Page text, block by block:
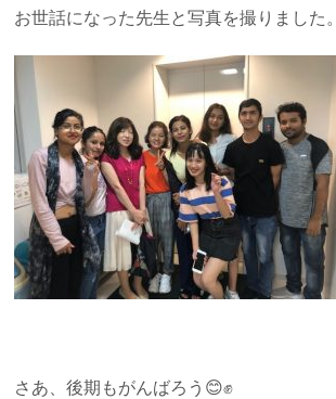
お世話になった先生と写真を撮りました。
さあ、後期もがんばろう😊✊